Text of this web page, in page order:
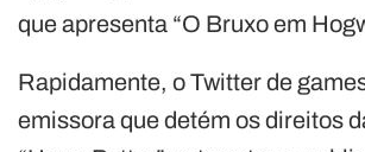
que apresenta “O Bruxo em
Rapidamente, o Twitter de
emissora que detém os direitos